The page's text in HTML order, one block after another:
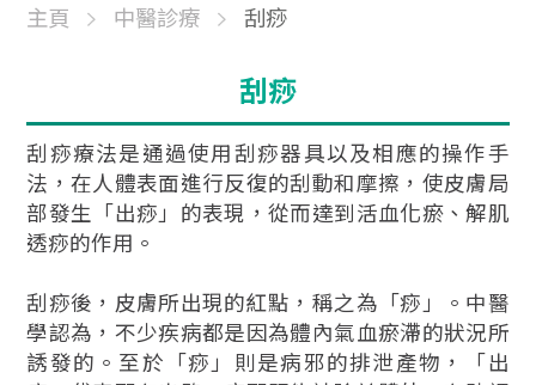
主頁 中醫診療 刮痧
刮痧
刮痧療法是通過使用刮痧器具以及相應的操作手
法，在人體表面進行反復的刮動和摩擦，使皮膚局
部發生「出痧」的表現，從而達到活血化瘀、解肌
透痧的作用。
刮痧後，皮膚所出現的紅點，稱之為「痧」。中醫
學認為，不少疾病都是因為體內氣血瘀滯的狀況所
誘發的。至於「痧」則是病邪的排泄產物，「出